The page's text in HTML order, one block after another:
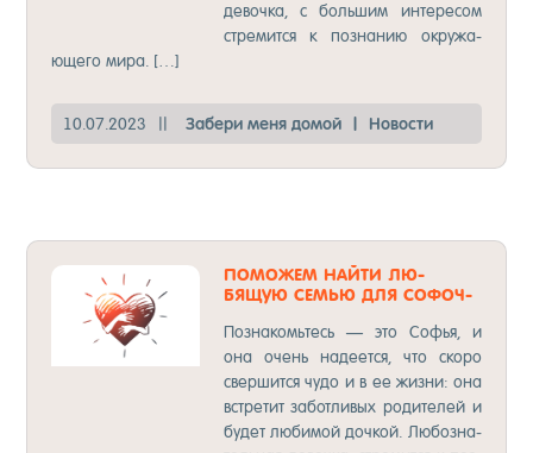
де­воч­ка, с боль­шим ин­те­ре­сом
стре­мит­ся к поз­на­нию ок­ру­жа­
юще­го ми­ра. […]
10.07.2023 За­бе­ри ме­ня до­мой | Но­вос­ти
ПО­МОЖЕМ НАЙ­ТИ ЛЮ­
БЯЩУЮ СЕМЬЮ ДЛЯ СО­ФОЧ­
Поз­на­комь­тесь — это Софья, и
она очень на­де­ет­ся, что ско­ро
свер­шит­ся чу­до и в ее жиз­ни: она
встре­тит за­бот­ли­вых ро­ди­те­лей и
бу­дет лю­би­мой доч­кой. Лю­боз­на­